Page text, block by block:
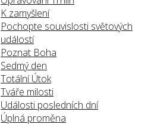
K zamyšlení
Pochopte souvislosti světových
událostí
Poznat Boha
Sedmý den
Totální Útok
Tváře milosti
Události posledních dní
Úplná proměna